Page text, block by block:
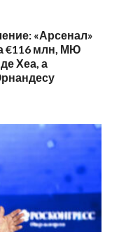
«Арсенал»
€116 млн, МЮ
Хеа, а